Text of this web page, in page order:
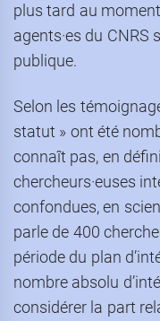
plus tard au
agents·es du
publique.
Selon les
statut » ont été
connaît pas, en
chercheurs·euses
confondues, en
parle de 400
période du plan
nombre absolu
considérer la part